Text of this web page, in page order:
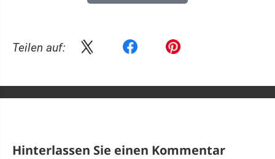
Teilen auf:
Hinterlassen Sie einen Kommentar